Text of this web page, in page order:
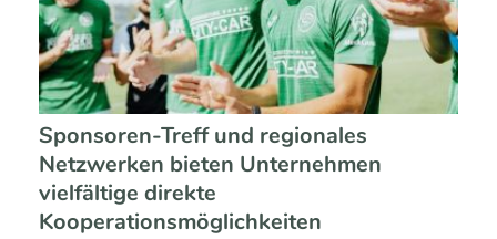
Sponsoren-Treff und regionales
Netzwerken bieten Unternehmen
vielfältige direkte
Kooperationsmöglichkeiten